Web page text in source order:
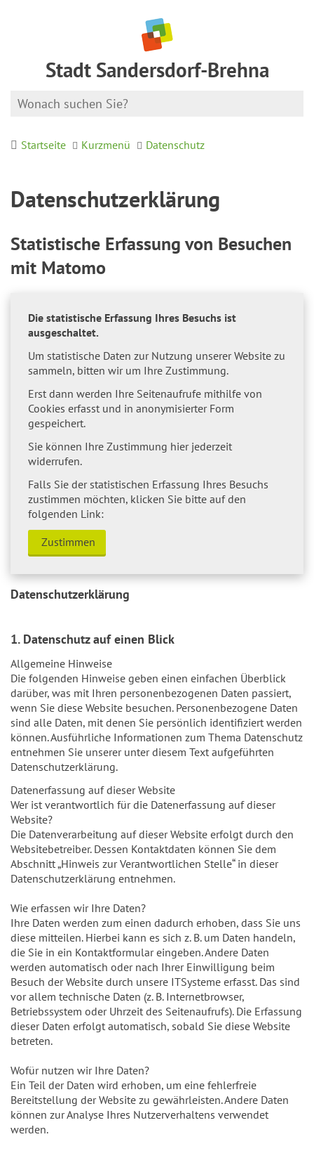
Stadt Sandersdorf-Brehna
Startseite Kurzmenü Datenschutz
Datenschutzerklärung
Statistische Erfassung von Besuchen
mit Matomo
Die statistische Erfassung Ihres Besuchs ist
ausgeschaltet.
Um statistische Daten zur Nutzung unserer Website zu
sammeln, bitten wir um Ihre Zustimmung.
Erst dann werden Ihre Seitenaufrufe mithilfe von
Cookies erfasst und in anonymisierter Form
gespeichert.
Sie können Ihre Zustimmung hier jederzeit
widerrufen.
Falls Sie der statistischen Erfassung Ihres Besuchs
zustimmen möchten, klicken Sie bitte auf den
folgenden Link:
Zustimmen
Datenschutzerklärung
1. Datenschutz auf einen Blick
Allgemeine Hinweise
Die folgenden Hinweise geben einen einfachen Überblick
darüber, was mit Ihren personenbezogenen Daten passiert,
wenn Sie diese Website besuchen. Personenbezogene Daten
sind alle Daten, mit denen Sie persönlich identifiziert werden
können. Ausführliche Informationen zum Thema Datenschutz
entnehmen Sie unserer unter diesem Text aufgeführten
Datenschutzerklärung.
Datenerfassung auf dieser Website
Wer ist verantwortlich für die Datenerfassung auf dieser
Website?
Die Datenverarbeitung auf dieser Website erfolgt durch den
Websitebetreiber. Dessen Kontaktdaten können Sie dem
Abschnitt „Hinweis zur Verantwortlichen Stelle“ in dieser
Datenschutzerklärung entnehmen.
Wie erfassen wir Ihre Daten?
Ihre Daten werden zum einen dadurch erhoben, dass Sie uns
diese mitteilen. Hierbei kann es sich z. B. um Daten handeln,
die Sie in ein Kontaktformular eingeben. Andere Daten
werden automatisch oder nach Ihrer Einwilligung beim
Besuch der Website durch unsere ITSysteme erfasst. Das sind
vor allem technische Daten (z. B. Internetbrowser,
Betriebssystem oder Uhrzeit des Seitenaufrufs). Die Erfassung
dieser Daten erfolgt automatisch, sobald Sie diese Website
betreten.
Wofür nutzen wir Ihre Daten?
Ein Teil der Daten wird erhoben, um eine fehlerfreie
Bereitstellung der Website zu gewährleisten. Andere Daten
können zur Analyse Ihres Nutzerverhaltens verwendet
werden.